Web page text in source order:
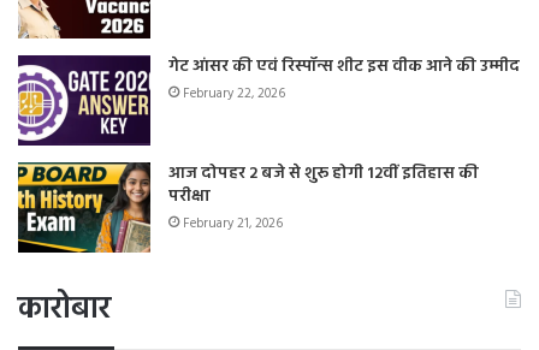
गेट आंसर की एवं रिस्पॉन्स शीट इस वीक आने की उम्मीद
February 22, 2026
आज दोपहर 2 बजे से शुरू होगी 12वीं इतिहास की
परीक्षा
February 21, 2026
कारोबार